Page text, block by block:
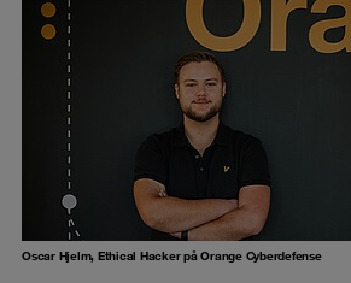
Oscar Hjelm, Ethical Hacker på Orange Cyberdefense